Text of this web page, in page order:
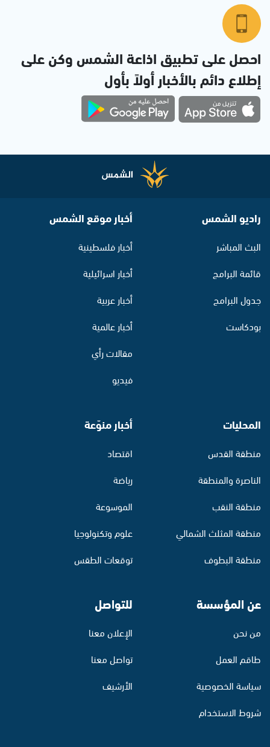
احصل على تطبيق اذاعة الشمس وكن على
إطلاع دائم بالأخبار أولاً بأول
راديو الشمس
البث المباشر
قائمة البرامج
جدول البرامج
بودكاست
أخبار موقع الشمس
أخبار فلسطينية
أخبار اسرائيلية
أخبار عربية
أخبار عالمية
مقالات رأي
فيديو
المحليات
منطقة القدس
الناصرة والمنطقة
منطقة النقب
منطقة المثلث الشمالي
منطقة البطوف
أخبار منوّعة
اقتصاد
رياضة
الموسوعة
علوم وتكنولوجيا
توقعات الطقس
عن المؤسسة
من نحن
طاقم العمل
سياسة الخصوصية
شروط الاستخدام
للتواصل
الإعلان معنا
تواصل معنا
الأرشيف